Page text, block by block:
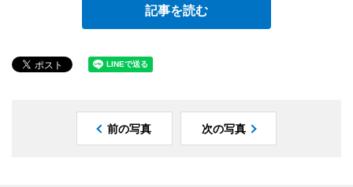
記事を読む
前の写真 次の写真